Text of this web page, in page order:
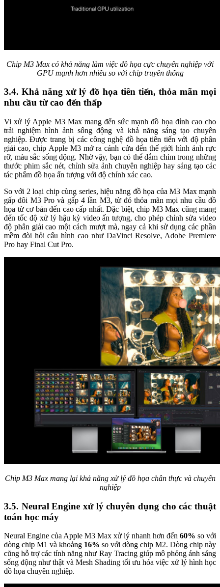
Chip M3 Max có khả năng làm việc đồ họa cực chuyên nghiệp với
GPU mạnh hơn nhiều so với chip truyền thống
3.4. Khả năng xử lý đồ họa tiên tiến, thỏa mãn mọi
nhu cầu từ cao đến thấp
Vi xử lý Apple M3 Max mang đến sức mạnh đồ họa đỉnh cao cho
trải nghiệm hình ảnh sống động và khả năng sáng tạo chuyên
nghiệp. Được trang bị các công nghệ đồ họa tiên tiến với độ phân
giải cao, chip Apple M3 mở ra cánh cửa đến thế giới hình ảnh rực
rỡ, màu sắc sống động. Nhờ vậy, bạn có thể đắm chìm trong những
thước phim sắc nét, chỉnh sửa ảnh chuyên nghiệp hay sáng tạo các
tác phẩm đồ họa ấn tượng với độ chính xác cao.
So với 2 loại chip cùng series, hiệu năng đồ họa của M3 Max mạnh
gấp đôi M3 Pro và gấp 4 lần M3, từ đó thỏa mãn mọi nhu cầu đồ
họa từ cơ bản đến cao cấp nhất. Đặc biệt, chip M3 Max cũng mang
đến tốc độ xử lý hậu kỳ video ấn tượng, cho phép chỉnh sửa video
độ phân giải cao một cách mượt mà, ngay cả khi sử dụng các phần
mềm đòi hỏi cấu hình cao như DaVinci Resolve, Adobe Premiere
Pro hay Final Cut Pro.
Chip M3 Max mang lại khả năng xử lý đồ họa chân thực và chuyên
nghiệp
3.5. Neural Engine xử lý chuyên dụng cho các thuật
toán học máy
Neural Engine của Apple M3 Max xử lý nhanh hơn đến 60% so với
dòng chip M1 và khoảng 16% so với dòng chip M2. Dòng chip này
cũng hỗ trợ các tính năng như Ray Tracing giúp mô phỏng ánh sáng
sống động như thật và Mesh Shading tối ưu hóa việc xử lý hình học
đồ họa chuyên nghiệp.